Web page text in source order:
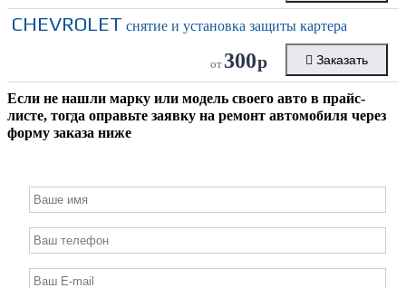
CHEVROLET снятие и установка защиты картера
от 300р Заказать
Если не нашли марку или модель своего авто в прайс-
листе, тогда оправьте заявку на ремонт автомобиля через
форму заказа ниже